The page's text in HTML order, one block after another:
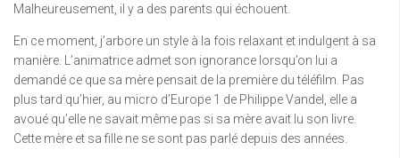
Malheureusement, il y a des parents qui échouent.
En ce moment, j’arbore un style à la fois relaxant et indulgent à sa
manière. L’animatrice admet son ignorance lorsqu’on lui a
demandé ce que sa mère pensait de la première du téléfilm. Pas
plus tard qu’hier, au micro d’Europe 1 de Philippe Vandel, elle a
avoué qu’elle ne savait même pas si sa mère avait lu son livre.
Cette mère et sa fille ne se sont pas parlé depuis des années.